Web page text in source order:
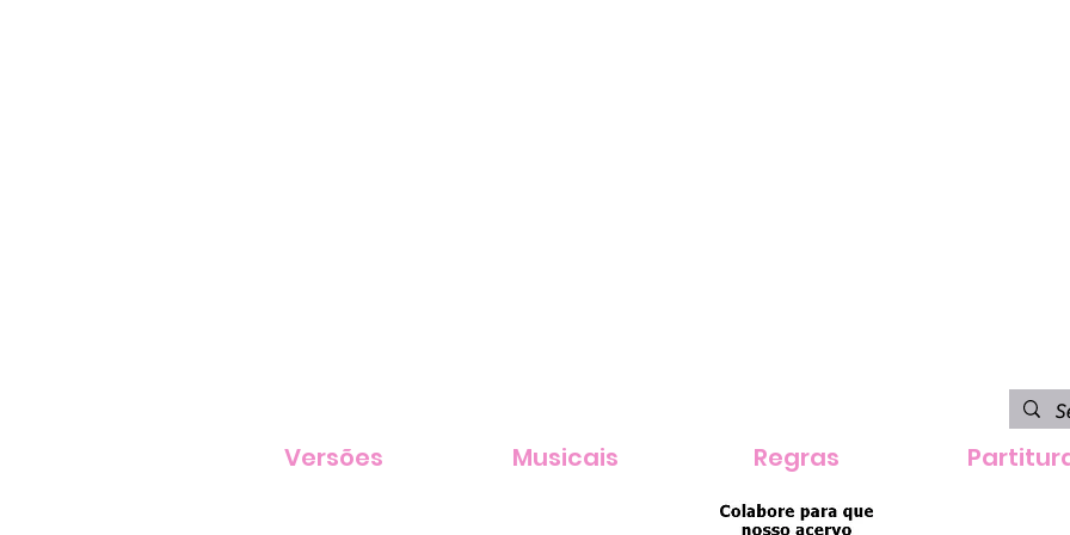
Versões Musicais Regras